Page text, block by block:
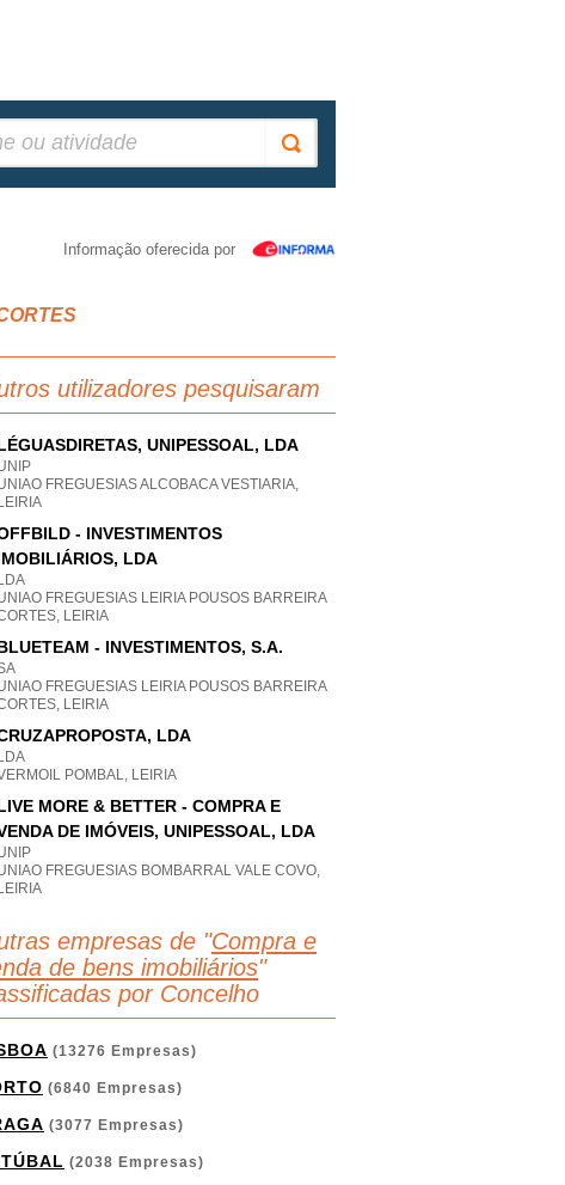
Informação oferecida por
utilizadores pesquisaram
UNIPESSOAL, LDA
FREGUESIAS ALCOBACA VESTIARIA,
LEIRIA
- INVESTIMENTOS
LDA
LDA
FREGUESIAS LEIRIA POUSOS BARREIRA
LEIRIA
- INVESTIMENTOS, S.A.
FREGUESIAS LEIRIA POUSOS BARREIRA
LEIRIA
LDA
LDA
POMBAL, LEIRIA
MORE & BETTER - COMPRA E
DE IMÓVEIS, UNIPESSOAL, LDA
FREGUESIAS BOMBARRAL VALE COVO,
LEIRIA
empresas de "Compra e
de bens imobiliários"
por Concelho
(13276 Empresas)
(6840 Empresas)
(3077 Empresas)
(2038 Empresas)